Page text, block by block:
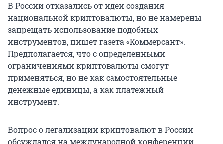
В России отказались от идеи создания
национальной криптовалюты, но не намерены
запрещать использование подобных
инструментов, пишет газета «Коммерсант».
Предполагается, что с определенными
ограничениями криптовалюты смогут
применяться, но не как самостоятельные
денежные единицы, а как платежный
инструмент.
Вопрос о легализации криптовалют в России
обсуждался на международной конференции